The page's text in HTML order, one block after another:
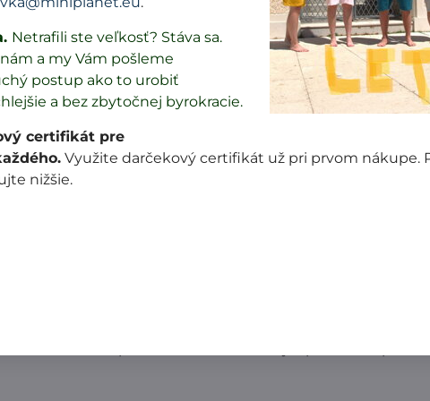
101 € a viac
Popis Recenzie Diskusia 0
v Čechách podľa EU legislatívy a dodržaní noriem
ušitý z rovnakého materiálu.
bežcom. Dá sa otvoriť z vrchu aj zo spodu.
v poznámke v objednávkovom formulári.
Jednoduchšie je to na WC.
na 150 stupňoch. Pri žehlení dávajte pozor na zips.
Netrafili ste veľkosť? Stáva sa.
a my Vám pošleme
postup ako to urobiť
a bez zbytočnej byrokracie.
certifikát pre
Využite darčekový certifikát už pri prvom nákupe.
nižšie.